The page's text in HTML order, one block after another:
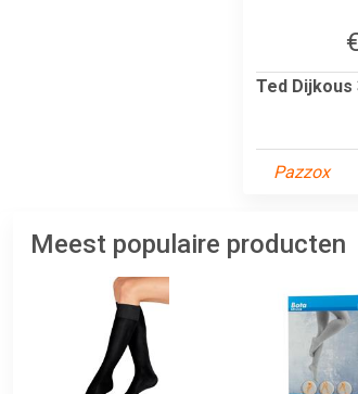
Ted Dijkous
Pazzox
Meest populaire producten